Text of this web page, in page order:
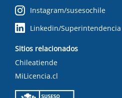
Instagram/susesochile
Linkedin/
Sitios relacionados
Chileatiende
MiLicencia.cl